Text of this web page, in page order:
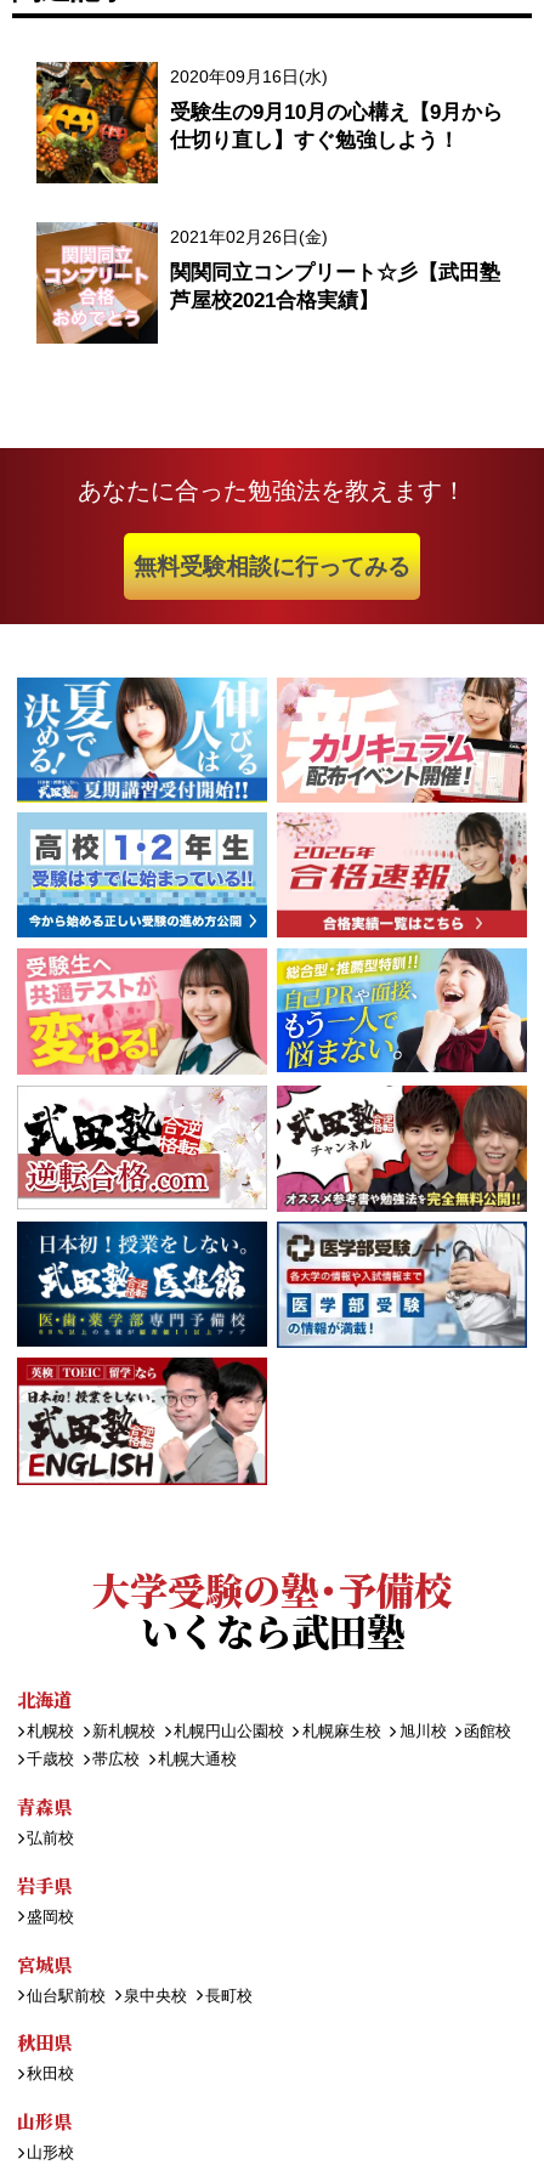
2020年09月16日(水)
受験生の9月10月の心構え【9月から
仕切り直し】すぐ勉強しよう！
2021年02月26日(金)
関関同立コンプリート☆彡【武田塾
芦屋校2021合格実績】
あなたに合った勉強法を教えます！
無料受験相談に行ってみる
大学受験の塾・予備校
いくなら武田塾
北海道
札幌校 新札幌校 札幌円山公園校 札幌麻生校 旭川校
函館校
千歳校
帯広校 札幌大通校
青森県
弘前校
岩手県
盛岡校
宮城県
仙台駅前校 泉中央校 長町校
秋田県
秋田校
山形県
山形校